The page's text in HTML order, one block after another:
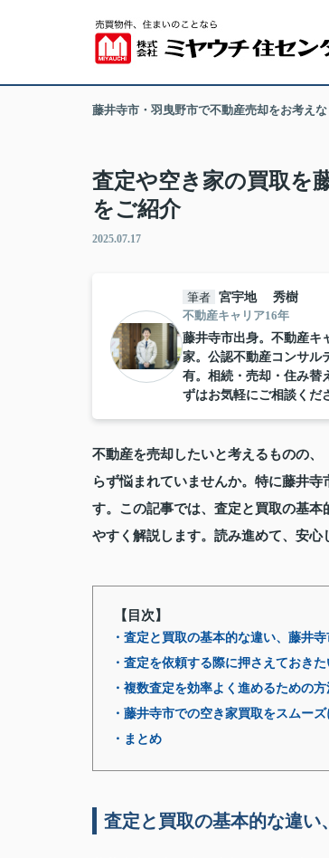
藤井寺市・羽曳野市で不動産売却をお考え
査定や空き家の買取を
をご紹介
2025.07.17
筆者 宮宇地 秀樹
不動産キャリア16年
藤井寺市出身。不動産キ
家。公認不動産コンサル
有。相続・売却・住み替
ずはお気軽にご相談くだ
不動産を売却したいと考えるものの
らず悩まれていませんか。特に藤井
す。この記事では、査定と買取の基
やすく解説します。読み進めて、安心
【目次】
・査定と買取の基本的な違い、藤井
・査定を依頼する際に押さえておき
・複数査定を効率よく進めるための
・藤井寺市での空き家買取をスムー
・まとめ
査定と買取の基本的な違